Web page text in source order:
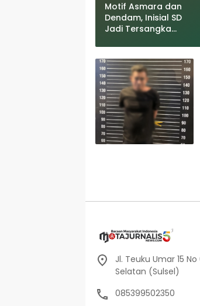
Motif Asmara dan
Dendam, Inisial SD
Jadi Tersangka
Maros
Jl. Teuku Umar 15
Selatan (Sulsel)
085399502350